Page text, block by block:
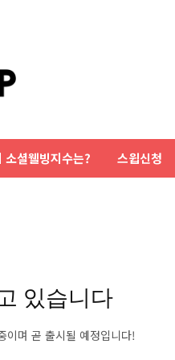
소셜웰빙지수는? 스윕신청
있습니다
이며 곧 출시될 예정입니다!